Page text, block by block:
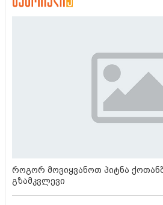
როგორ მოვიყვანოთ პიტნა
გზამკვლევი